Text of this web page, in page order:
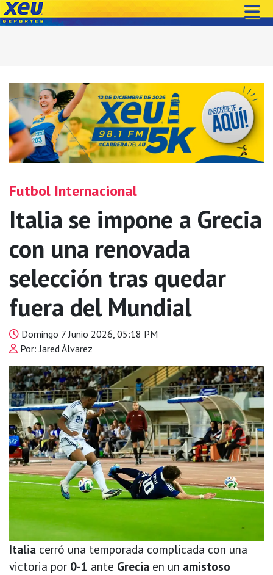
Futbol Internacional
Italia se impone a Grecia
con una renovada
selección tras quedar
fuera del Mundial
Domingo 7 Junio 2026, 05:18 PM
Por: Jared Álvarez
Italia cerró una temporada complicada con una
victoria por 0-1 ante Grecia en un amistoso